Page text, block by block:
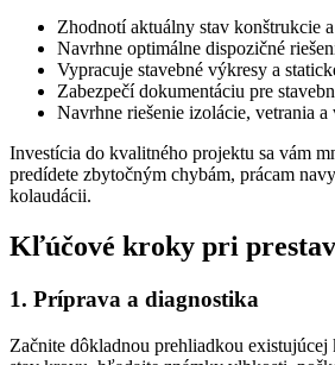
Zhodnotí aktuálny stav konštrukcie
Navrhne optimálne dispozičné
Vypracuje stavebné výkresy a
Zabezpečí dokumentáciu pre
Navrhne riešenie izolácie, vetrania
Investícia do kvalitného projektu sa vám
predídete zbytočným chybám, prácam
kolaudácii.
Kľúčové kroky pri
1. Príprava a diagnostika
Začnite dôkladnou prehliadkou